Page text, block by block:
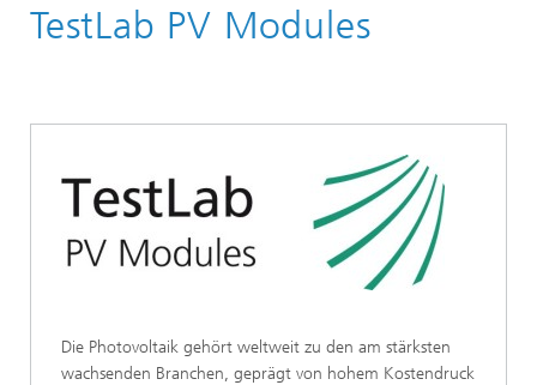
FuE-Infrastruktur
TestLab PV Modules
Die Photovoltaik gehört weltweit zu den am stärksten
wachsenden Branchen, geprägt von hohem Kostendruck